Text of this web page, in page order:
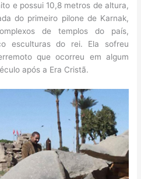
e possui 10,8 metros de altura,
do primeiro pilone de Karnak,
de templos do país,
esculturas do rei. Ela sofreu
que ocorreu em algum
após a Era Cristã.